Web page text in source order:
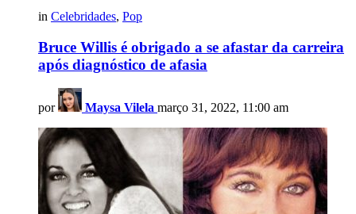
in Celebridades, Pop
Bruce Willis é obrigado a se afastar da carreira
após diagnóstico de afasia
por Maysa Vilela março 31, 2022, 11:00 am